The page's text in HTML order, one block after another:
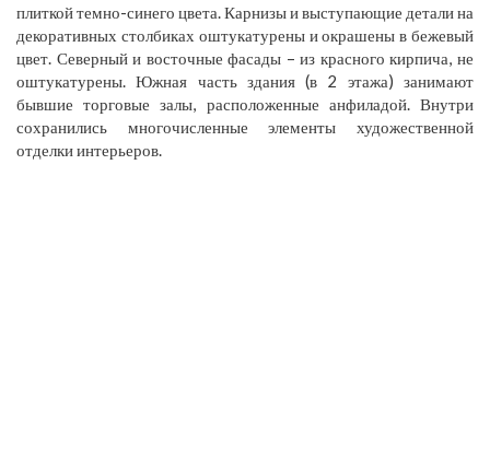
плиткой темно-синего цвета. Карнизы и выступающие детали на
декоративных столбиках оштукатурены и окрашены в бежевый
цвет. Северный и восточные фасады – из красного кирпича, не
оштукатурены. Южная часть здания (в 2 этажа) занимают
бывшие торговые залы, расположенные анфиладой. Внутри
сохранились многочисленные элементы художественной
отделки интерьеров.